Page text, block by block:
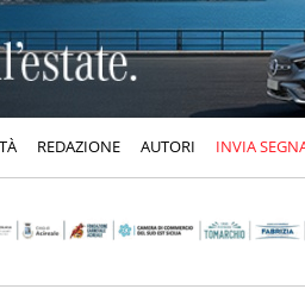
REDAZIONE AUTORI INVIA